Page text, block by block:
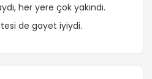
her yere çok yakındı.
de gayet iyiydi.